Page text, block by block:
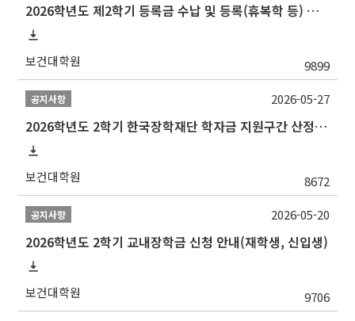
2026학년도 제2학기 등록금 수납 및 등록(휴복학 등) 일정 안내
보건대학원 9899
공지사항
2026학년도 2학기 한국장학재단 학자금 지원구간 산정 신청 안내
보건대학원 8672
2026-05-27
공지사항
2026학년도 2학기 교내장학금 신청 안내(재학생, 신입생)
보건대학원 9706
2026-05-20